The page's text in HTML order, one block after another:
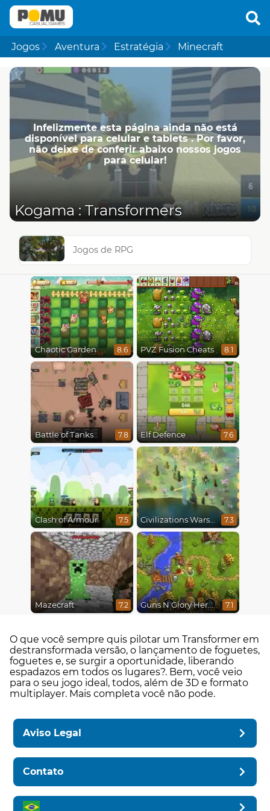
Jogos Aventura Estratégia Minecraft
Infelizmente esta página ainda não está
disponível para celular e tablets . Por favor,
não deixe de conferir abaixo nossos jogos
para celular!
Kogama : Transformers
Jogos de RPG
Chaotic Garden 8.6 PVZ Fusion Cheats 8.1
Battle of Tanks 7.8 Elf Defence 7.6
Clash of Armour 7.5 Civilizations Wars Master Edition 7.3
Mazecraft 7.2 Guns N Glory Heroes 7.1
O que você sempre quis pilotar um Transformer em
destransformada versão, o lançamento de foguetes,
foguetes e, se surgir a oportunidade, liberando
espadazos em todos os lugares?. Bem, você veio
para o seu jogo ideal, todos, além de 3D e formato
multiplayer. Mais completa você não pode.
Aviso Legal
Contato